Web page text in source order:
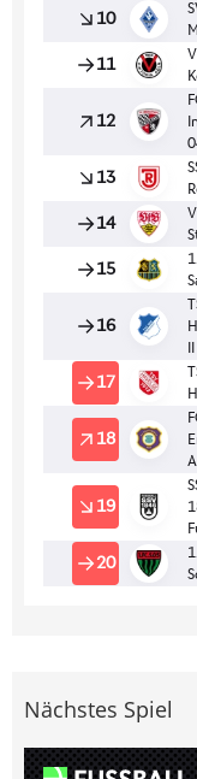
Nächstes Spiel